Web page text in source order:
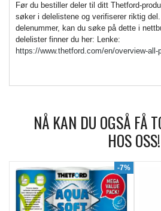
Før du bestiller deler til ditt Thetford-
søker i delelistene og verifiserer riktig
delenummer, kan du søke på dette i
delelister finner du her: Lenke:
https://www.thetford.com/en/overview-all-
NÅ KAN DU OGSÅ FÅ
HOS OSS!
-7%